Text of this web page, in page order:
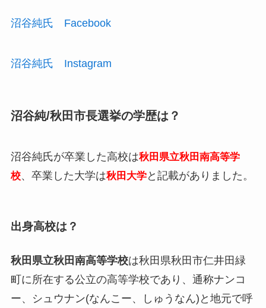
沼谷純氏 Facebook
沼谷純氏 Instagram
沼谷純/秋田市長選挙の学歴は？
沼谷純氏が卒業した高校は秋田県立秋田南高等学
校、卒業した大学は秋田大学と記載がありました。
出身高校は？
秋田県立秋田南高等学校は秋田県秋田市仁井田緑
町に所在する公立の高等学校であり、通称ナンコ
ー、シュウナン(なんこー、しゅうなん)と地元で呼